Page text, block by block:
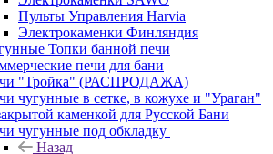
Пульты Управления Harvia
Электрокаменки Финляндия
Топки банной печи
печи для бани
"Тройка" (РАСПРОДАЖА)
чугунные в сетке, в кожухе и "Ураган"
каменкой для Русской Бани
чугунные под обкладку
Назад